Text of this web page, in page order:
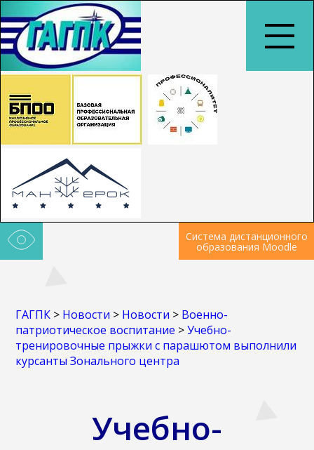
Система дистанционного
образования Moodle
ГАГПК > Новости > Новости > Военно-
патриотическое воспитание >Учебно-
тренировочные прыжки с парашютом выполнили
курсанты Зонального центра
Учебно-